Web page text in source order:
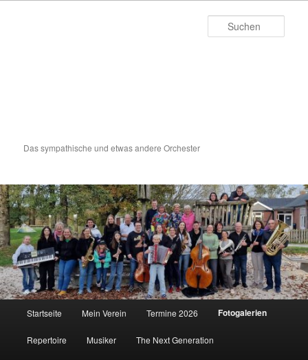
Das sympathische und etwas andere Orchester
Startseite Mein Verein Termine 2026 Fotogalerien
Repertoire Musiker The Next Generation